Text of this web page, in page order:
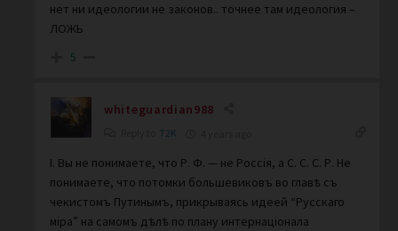
нет ни идеологии не законов.. точнее там идеология –
ЛОЖЬ
5
whiteguardian988
T2K
I. Вы не понимаете, что Р. Ф. — не Россiя, а С. С. С. Р. Не
понимаете, что потомки большевиковъ во главѣ съ
чекистомъ Путинымъ, прикрываясь идеей “Русскаго
мiра” на самомъ дѣлѣ по плану интернацiонала